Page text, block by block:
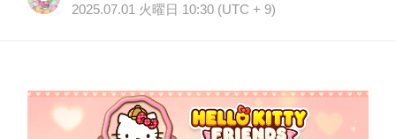
2025.07.01 火曜日 10:30 (UTC + 9)